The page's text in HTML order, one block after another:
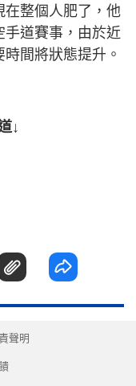
在整個人肥了，他
手道賽事，由於近
間將狀態提升。
↓
聲明